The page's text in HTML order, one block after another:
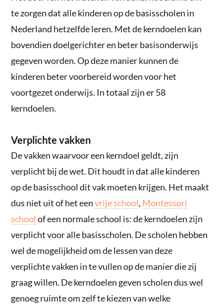
te zorgen dat alle kinderen op de basisscholen in
Nederland hetzelfde leren. Met de kerndoelen kan
bovendien doelgerichter en beter basisonderwijs
gegeven worden. Op deze manier kunnen de
kinderen beter voorbereid worden voor het
voortgezet onderwijs. In totaal zijn er 58
kerndoelen.
Verplichte vakken
De vakken waarvoor een kerndoel geldt, zijn
verplicht bij de wet. Dit houdt in dat alle kinderen
op de basisschool dit vak moeten krijgen. Het maakt
dus niet uit of het eenvrije school, Montessori
school of een normale school is: de kerndoelen zijn
verplicht voor alle basisscholen. De scholen hebben
wel de mogelijkheid om de lessen van deze
verplichte vakken in te vullen op de manier die zij
graag willen. De kerndoelen geven scholen dus wel
genoeg ruimte om zelf te kiezen van welke